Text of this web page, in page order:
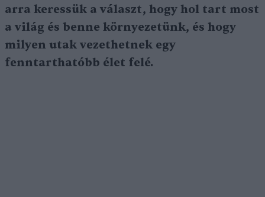
arra keressük a választ, hogy hol tart most
a világ és benne környezetünk, és hogy
milyen utak vezethetnek egy
fenntarthatóbb élet felé.